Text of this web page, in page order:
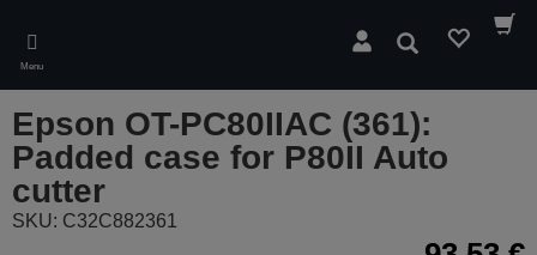
main
content
Menu
Pesquisar
Epson OT-PC80IIAC (361):
Padded case for P80II Auto
cutter
SKU: C32C882361